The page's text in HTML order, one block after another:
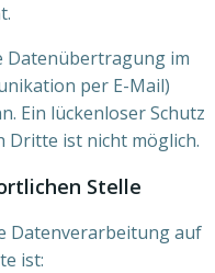
Datenübertragung im
per E-Mail)
Ein lückenloser Schutz
Dritte ist nicht möglich.
Stelle
Datenverarbeitung auf
ist: